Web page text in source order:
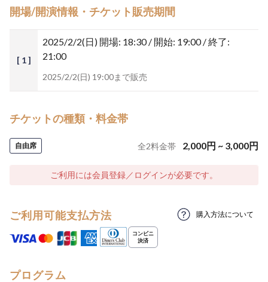
開場/開演情報・チケット販売期間
[ 1 ]
2025/2/2(日) 開場: 18:30 / 開始: 19:00 / 終了:
21:00
2025/2/2(日) 19:00まで販売
チケットの種類・料金帯
自由席 全2料金帯 2,000円 ~ 3,000円
ご利用には会員登録／ログインが必要です。
ご利用可能支払方法 購入方法について
プログラム